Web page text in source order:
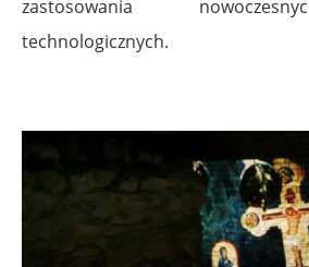
zastosowania
technologicznych.